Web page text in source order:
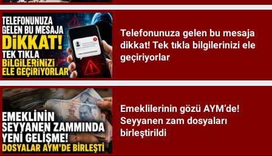
Telefonunuza gelen bu mesaja
dikkat! Tek tıkla bilgilerinizi ele
geçiriyorlar
Emeklilerinin gözü AYM’de!
Seyyanen zam dosyaları
birleştirildi